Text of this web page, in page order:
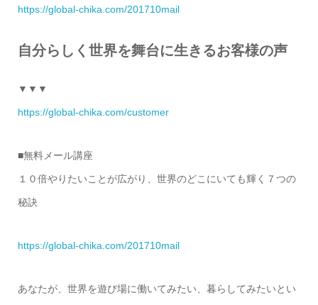
https://global-chika.com/201710mail
自分らしく世界を舞台に生きるお客様の声
▼▼▼
https://global-chika.com/customer
■無料メール講座
１０倍やりたいことが広がり、世界のどこにいても輝く７つの
秘訣
https://global-chika.com/201710mail
あなたが、世界を遊び場に働いてみたい、暮らしてみたいとい